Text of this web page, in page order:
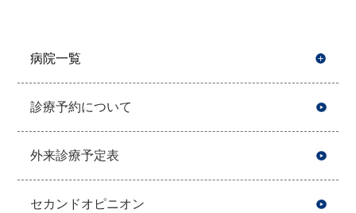
病院一覧
診療予約について
外来診療予定表
セカンドオピニオン